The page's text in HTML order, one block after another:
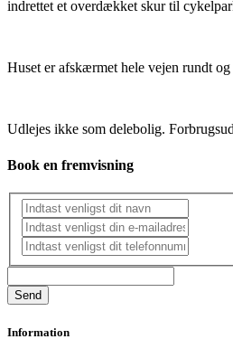
indrettet et overdækket skur til
Huset er afskærmet hele vejen rundt
Udlejes ikke som delebolig.
Book en fremvisning
Information